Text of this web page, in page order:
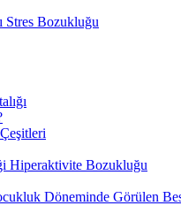
Stres Bozukluğu
Hiperaktivite Bozukluğu
Döneminde Görülen